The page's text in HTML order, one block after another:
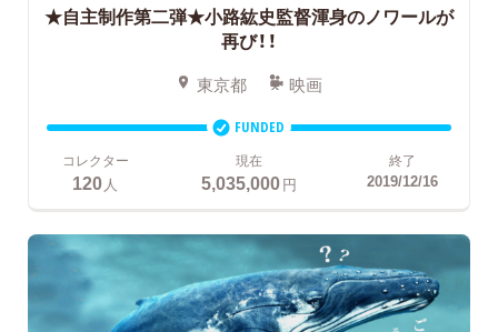
★自主制作第二弾★小路紘史監督渾身のノワールが
再び！！
東京都 映画
FUNDED
コレクター
120 人
現在
5,035,000円
終了
2019/12/16